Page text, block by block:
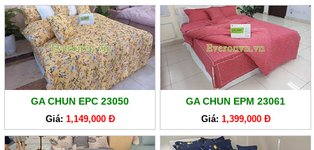
GA CHUN EPC 23050
Giá: 1,149,000 Đ
GA CHUN EPM 23061
Giá: 1,399,000 Đ